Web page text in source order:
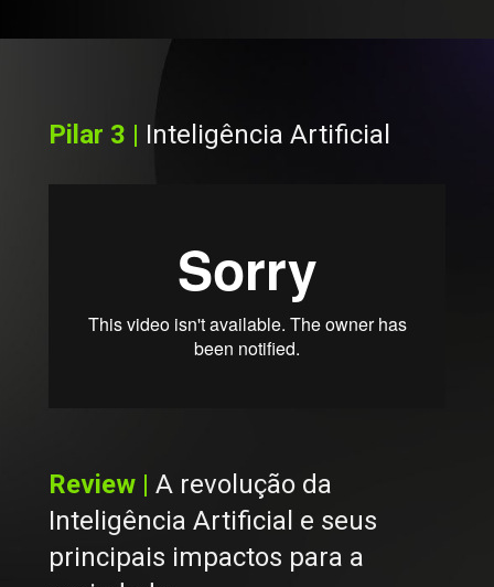
Pilar 3 | Inteligência Artificial
Review | A revolução da
Inteligência Artificial e seus
principais impactos para a